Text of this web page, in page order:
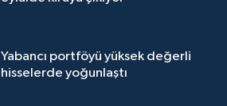
Yabancı portföyü yüksek değerli
hisselerde yoğunlaştı